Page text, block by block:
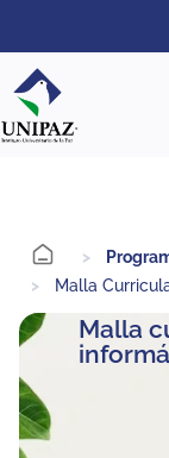
>
>
Malla
Malla